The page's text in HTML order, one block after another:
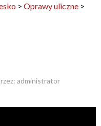
> Oprawy uliczne >
administrator